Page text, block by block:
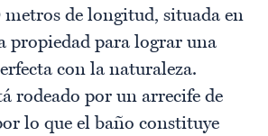
metros de longitud, situada en
propiedad para lograr una
con la naturaleza.
rodeado por un arrecife de
lo que el baño constituye